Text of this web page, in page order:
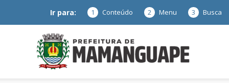
Ir para: 1 Conteúdo 2 Menu 3 Busca